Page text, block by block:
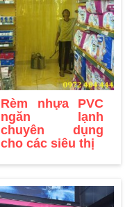
Rèm nhựa PVC
ngăn lạnh
chuyên dụng
cho các siêu thị